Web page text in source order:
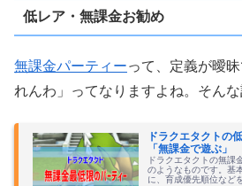
低レア・無課金お勧め
無課金パーティーって、定義が曖
れんわ」ってなりますよね。そんな
ドラクエタクトの
「無課金で遊ぶ」
ドラクエタクトの無課
のようなものです。基
に、育成優先順位など